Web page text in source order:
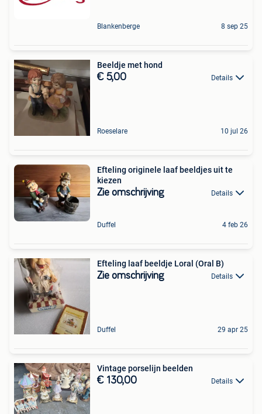
Blankenberge 8 sep 25
Beeldje met hond
€ 5,00 Details
Roeselare 10 jul 26
Efteling originele laaf beeldjes uit te
kiezen
Zie omschrijving Details
Duffel 4 feb 26
Efteling laaf beeldje Loral (Oral B)
Zie omschrijving Details
Duffel 29 apr 25
Vintage porselijn beelden
€ 130,00 Details